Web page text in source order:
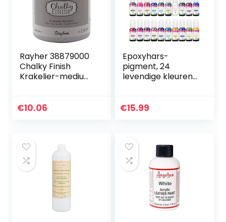
Rayher 38879000
Chalky Finish
Krakelier-medium,
scheureffecten,
€10.06
Epoxyhars-
pigment, 24
levendige kleuren,
geconcentreerd,
€15.99